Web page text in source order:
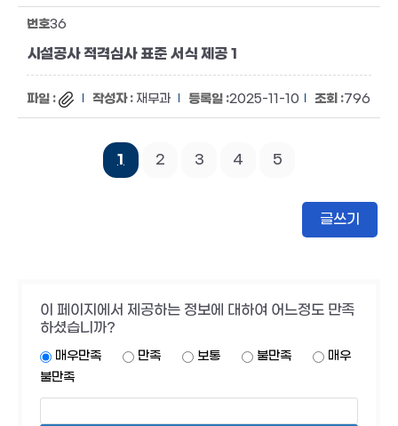
36
시설공사 적격심사 표준 서식 제공 1
재무과 2025-11-10 796
1 2 3 4 5
글쓰기
이 페이지에서 제공하는 정보에 대하여 어느정도 만족
하셨습니까?
매우만족 만족 보통 불만족
매우
불만족